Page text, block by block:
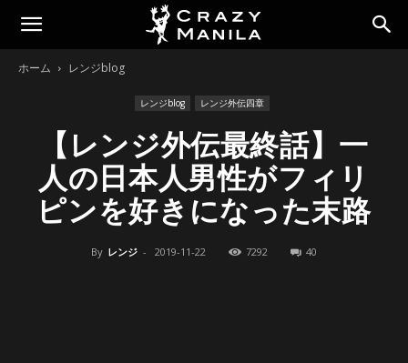
ホーム レンジblog
レンジblog レンジ外伝四章
【レンジ外伝最終話】一
人の日本人男性がフィリ
ピンを好きになった末路
By レンジ - 2019-11-22 7292 40